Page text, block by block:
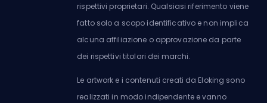
rispettivi proprietari. Qualsiasi riferimento viene
fatto solo a scopo identificativo e non implica
alcuna affiliazione o approvazione da parte
dei rispettivi titolari dei marchi.
Le artwork e i contenuti creati da Eloking sono
realizzati in modo indipendente e vanno